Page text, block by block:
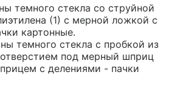
темного стекла со струйной
(1) с мерной ложкой с
картонные.
темного стекла с пробкой из
отверстием под мерный шприц
с делениями - пачки